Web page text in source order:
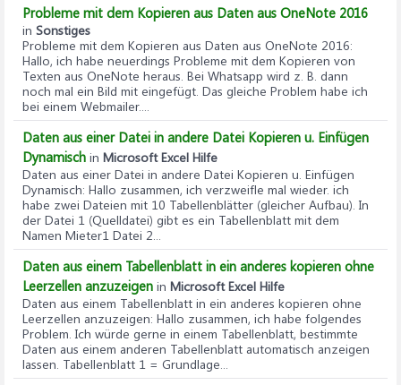
Probleme mit dem Kopieren aus Daten aus OneNote 2016
in Sonstiges
Probleme mit dem Kopieren aus Daten aus OneNote 2016:
Hallo, ich habe neuerdings Probleme mit dem Kopieren von
Texten aus OneNote heraus. Bei Whatsapp wird z. B. dann
noch mal ein Bild mit eingefügt. Das gleiche Problem habe ich
bei einem Webmailer....
Daten aus einer Datei in andere Datei Kopieren u. Einfügen
Dynamisch in Microsoft Excel Hilfe
Daten aus einer Datei in andere Datei Kopieren u. Einfügen
Dynamisch: Hallo zusammen, ich verzweifle mal wieder. ich
habe zwei Dateien mit 10 Tabellenblätter (gleicher Aufbau). In
der Datei 1 (Quelldatei) gibt es ein Tabellenblatt mit dem
Namen Mieter1 Datei 2...
Daten aus einem Tabellenblatt in ein anderes kopieren ohne
Leerzellen anzuzeigen in Microsoft Excel Hilfe
Daten aus einem Tabellenblatt in ein anderes kopieren ohne
Leerzellen anzuzeigen: Hallo zusammen, ich habe folgendes
Problem. Ich würde gerne in einem Tabellenblatt, bestimmte
Daten aus einem anderen Tabellenblatt automatisch anzeigen
lassen. Tabellenblatt 1 = Grundlage...